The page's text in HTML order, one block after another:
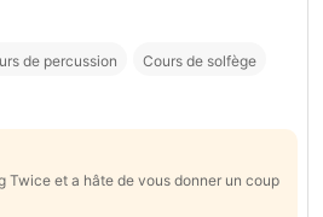
de percussion Cours de solfège
Twice et a hâte de vous donner un coup